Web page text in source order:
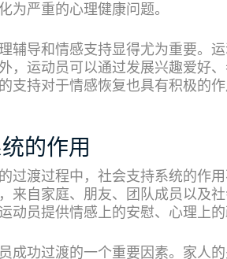
为严重的心理健康问题。
辅导和情感支持显得尤为重要。
，运动员可以通过发展兴趣爱好
支持对于情感恢复也具有积极的
的作用
过渡过程中，社会支持系统的作
来自家庭、朋友、团队成员以及
动员提供情感上的安慰、心理上的
成功过渡的一个重要因素。家人